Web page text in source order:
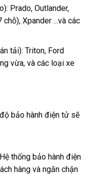
Prado, Outlander,
chỗ), Xpander ...và các
tải): Triton, Ford
vừa, và các loại xe
bảo hành điện tử sẽ
thống bảo hành điện
hàng và ngăn chặn